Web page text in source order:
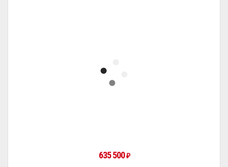
635 500₽